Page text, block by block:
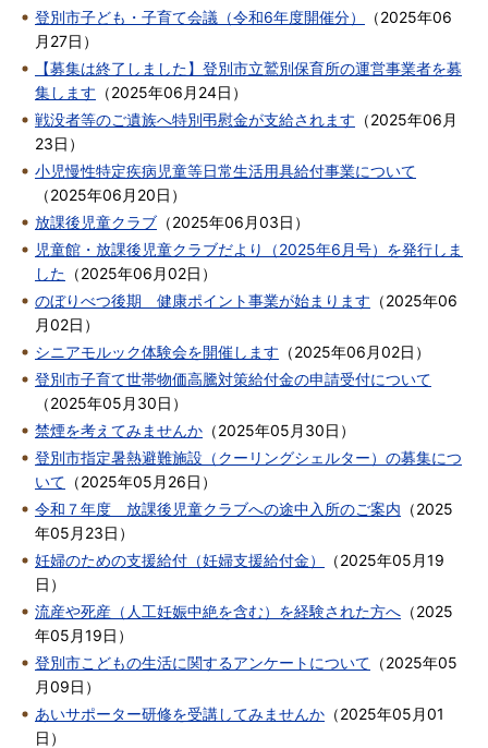
登別市子ども・子育て会議（令和6年度開催分）
（2025年06
月27日 ）
【募集は終了しました】登別市立鷲別保育所の運営事業者を募
集します （2025年06月24日 ）
戦没者等のご遺族へ特別弔慰金が支給されます （2025年06月
23日 ）
小児慢性特定疾病児童等日常生活用具給付事業について
（2025年06月20日 ）
放課後児童クラブ （2025年06月03日 ）
児童館・放課後児童クラブだより（2025年6月号）を発行しま
した （2025年06月02日 ）
のぼりべつ後期 健康ポイント事業が始まります （2025年06
月02日 ）
シニアモルック体験会を開催します （2025年06月02日 ）
登別市子育て世帯物価高騰対策給付金の申請受付について
（2025年05月30日 ）
禁煙を考えてみませんか （2025年05月30日 ）
登別市指定暑熱避難施設（クーリングシェルター）の募集につ
いて （2025年05月26日 ）
令和７年度 放課後児童クラブへの途中入所のご案内 （2025
年05月23日 ）
妊婦のための支援給付（妊婦支援給付金）
（2025年05月19
日 ）
流産や死産（人工妊娠中絶を含む）を経験された方へ （2025
年05月19日 ）
登別市こどもの生活に関するアンケートについて （2025年05
月09日 ）
あいサポーター研修を受講してみませんか （2025年05月01
日 ）